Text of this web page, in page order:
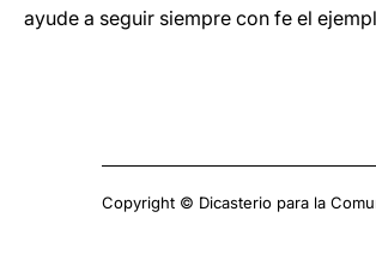
ayude a seguir siempre con fe el
Copyright © Dicasterio para la